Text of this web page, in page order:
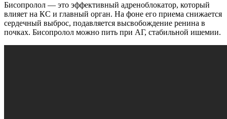
Бисопролол — это эффективный адреноблокатор, который
влияет на КС и главный орган. На фоне его приема снижается
сердечный выброс, подавляется высвобождение ренина в
почках. Бисопролол можно пить при АГ, стабильной ишемии.